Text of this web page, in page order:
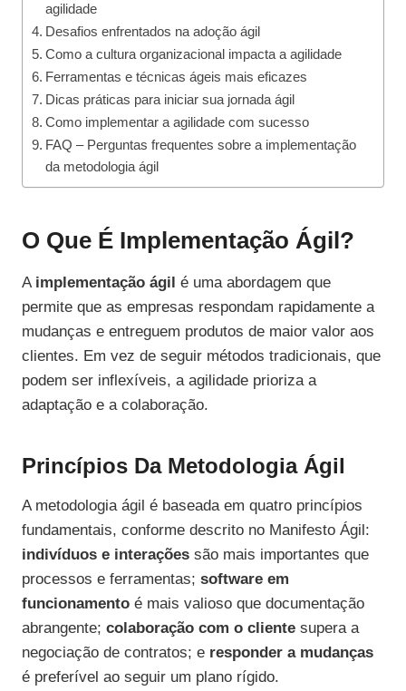
agilidade
Desafios enfrentados na adoção ágil
Como a cultura organizacional impacta a agilidade
Ferramentas e técnicas ágeis mais eficazes
Dicas práticas para iniciar sua jornada ágil
Como implementar a agilidade com sucesso
FAQ – Perguntas frequentes sobre a implementação
da metodologia ágil
O Que É Implementação Ágil?
A implementação ágil é uma abordagem que
permite que as empresas respondam rapidamente a
mudanças e entreguem produtos de maior valor aos
clientes. Em vez de seguir métodos tradicionais, que
podem ser inflexíveis, a agilidade prioriza a
adaptação e a colaboração.
Princípios Da Metodologia Ágil
A metodologia ágil é baseada em quatro princípios
fundamentais, conforme descrito no Manifesto Ágil:
indivíduos e interações são mais importantes que
processos e ferramentas; software em
funcionamento é mais valioso que documentação
abrangente; colaboração com o cliente supera a
negociação de contratos; e responder a mudanças
é preferível ao seguir um plano rígido.